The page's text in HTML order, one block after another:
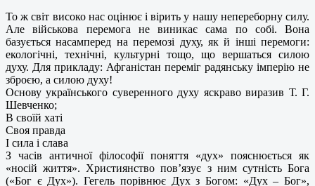
То ж світ високо нас оцінює і вірить у нашу непереборну силу.
Але військова перемога не виникає сама по собі. Вона
базується насамперед на перемозі духу, як й інші перемоги:
екологічні, технічні, культурні тощо, що вершаться силою
духу. Для прикладу: Афганістан переміг радянську імперію не
зброєю, а силою духу!
Основу українського суверенного духу яскраво виразив Т. Г.
Шевченко;
В своїй хаті
Своя правда
І сила і слава
З часів античної філософії поняття «дух» пояснюється як
«носій життя». Християнство пов’язує з ним сутність Бога
(«Бог є Дух»). Гегель порівнює Дух з Богом: «Дух – Бог»,